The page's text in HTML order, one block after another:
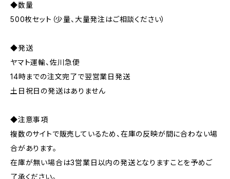
◆数量
500枚セット（少量、大量発注はご相談ください）
◆発送
ヤマト運輸、佐川急便
14時までの注文完了で翌営業日発送
土日祝日の発送はありません
◆注意事項
複数のサイトで販売しているため、在庫の反映が間に合わない場
合があります。
在庫が無い場合は3営業日以内の発送となりますことを予めご
了承ください。